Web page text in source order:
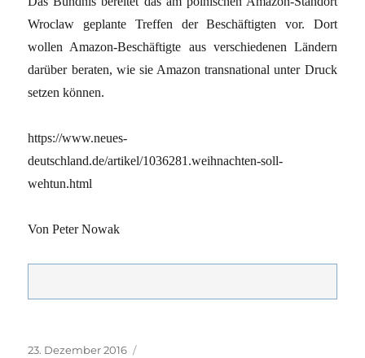
Wroclaw geplante Treffen der Beschäftigten vor. Dort
wollen Amazon-Beschäftigte aus verschiedenen Ländern
darüber beraten, wie sie Amazon transnational unter Druck
setzen können.
https://www.neues-
deutschland.de/artikel/1036281.weihnachten-soll-
wehtun.html
Von Peter Nowak
Veröffentlicht
23. Dezember 2016